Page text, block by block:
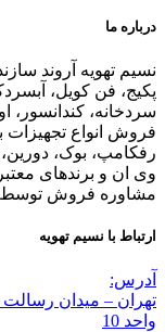
درباره ما
نسیم تهویه آروند
پکیج، فن کویل،
سردخانه، کندانسور،
فروش انواع تجهیزات
رفکامپ، بوک،
وی ان و برندهای
مشاوره فروش توسط
ارتباط با نسیم تهویه
آدرس:
واحد 10